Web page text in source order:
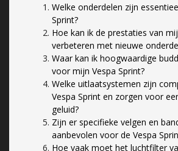
Welke onderdelen zijn
Sprint?
Hoe kan ik de prestaties van
verbeteren met nieuwe
Waar kan ik hoogwaardige
voor mijn Vespa Sprint?
Welke uitlaatsystemen zijn
Vespa Sprint en zorgen voor
geluid?
Zijn er specifieke velgen en
aanbevolen voor de Vespa
Hoe vaak moet het luchtfilter